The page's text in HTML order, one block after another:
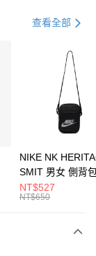
21家銀行
查看全部
NIKE NK
SMIT 男女 側背
BA5871010
NT$527
NT$650